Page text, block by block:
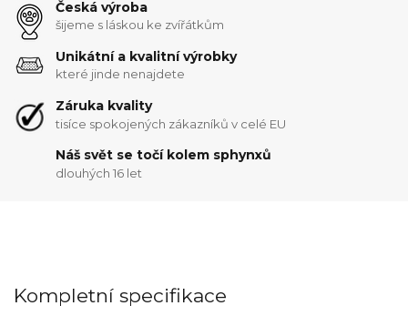
Česká výroba
šijeme s láskou ke zvířátkům
Unikátní a kvalitní výrobky
které jinde nenajdete
Záruka kvality
tisíce spokojených zákazníků v celé EU
Náš svět se točí kolem sphynxů
dlouhých 16 let
Kompletní specifikace